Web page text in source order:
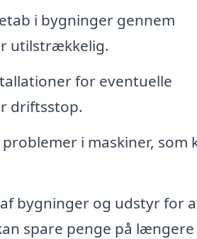
i bygninger gennem
utilstrækkelig.
for eventuelle
driftsstop.
i maskiner, som
bygninger og udstyr for
spare penge på længere